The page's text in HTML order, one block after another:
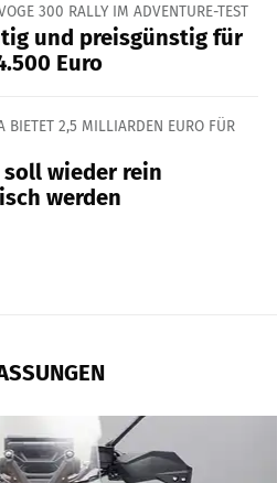
300 RALLY IM ADVENTURE-TEST
und preisgünstig für
Euro
BIETET 2,5 MILLIARDEN EURO FÜR
soll wieder rein
werden